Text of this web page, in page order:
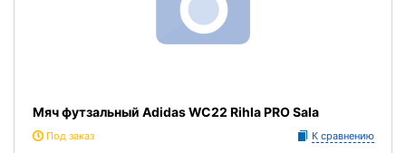
Мяч футзальный Adidas WC22 Rihla PRO Sala
Под заказ К сравнению